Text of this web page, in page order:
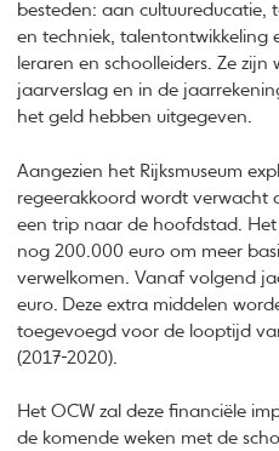
besteden: aan cultuureducatie,
en techniek, talentontwikkeling
leraren en schoolleiders. Ze
jaarverslag en in de
het geld hebben uitgegeven.
Aangezien het Rijksmuseum
regeerakkoord wordt verwacht
een trip naar de hoofdstad.
nog 200.000 euro om meer
verwelkomen. Vanaf volgend
euro. Deze extra middelen
toegevoegd voor de looptijd
(2017-2020).
Het OCW zal deze financiële
de komende weken met de